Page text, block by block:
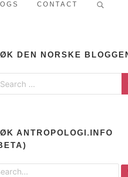
CONTACT
DEN NORSKE
ANTROPOLOGI.INFO